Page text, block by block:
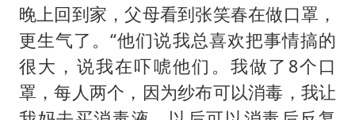
晚上回到家，父母看到张笑春在做口罩，
更生气了。“他们说我总喜欢把事情搞的
很大，说我在吓唬他们。我做了8个口
罩，每人两个，因为纱布可以消毒，我让